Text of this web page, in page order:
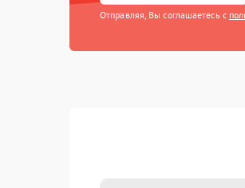
Отправляя, Вы соглашаетесь с